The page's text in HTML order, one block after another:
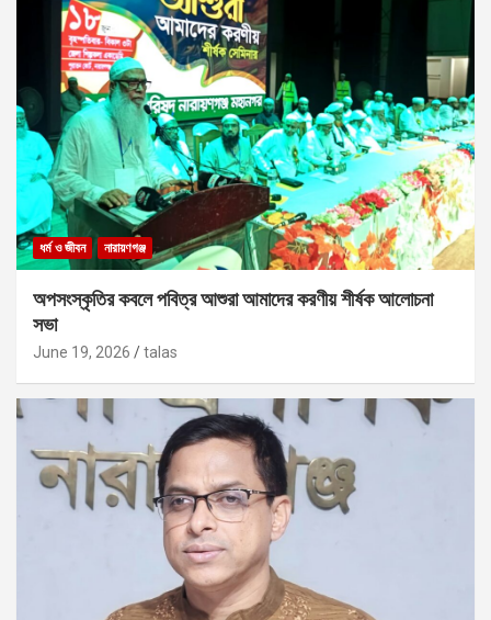
ধর্ম ও জীবন নারায়ণগঞ্জ
অপসংস্কৃতির কবলে পবিত্র আশুরা আমাদের করণীয় শীর্ষক আলোচনা
সভা
June 19, 2026 talas